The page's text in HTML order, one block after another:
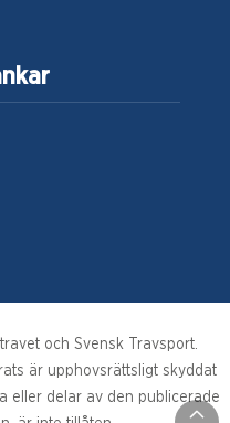
och Svensk Travsport.
är upphovsrättsligt skyddat
eller delar av den publicerade